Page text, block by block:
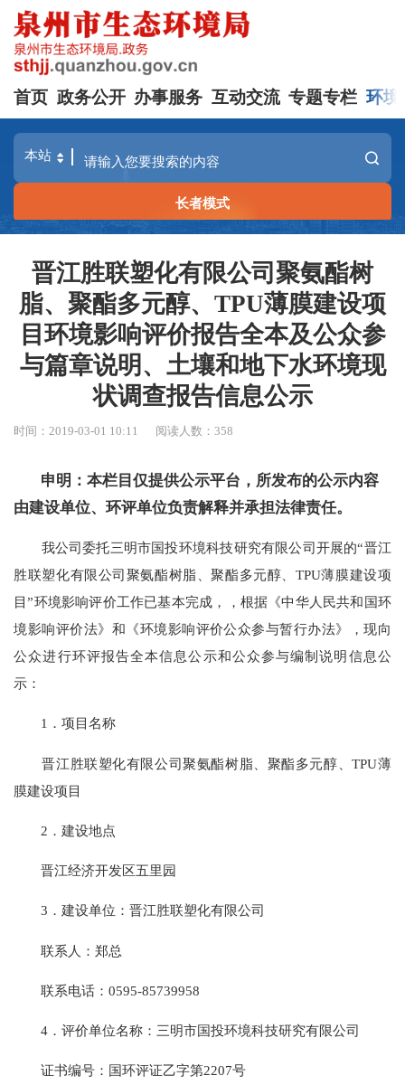
首页 政务公开 办事服务 互动交流 专题专栏 环境
长者模式
晋江胜联塑化有限公司聚氨酯树
脂、聚酯多元醇、TPU薄膜建设项
目环境影响评价报告全本及公众参
与篇章说明、土壤和地下水环境现
状调查报告信息公示
时间：2019-03-01 10:11 阅读人数：358
申明：本栏目仅提供公示平台，所发布的公示内容
由建设单位、环评单位负责解释并承担法律责任。
我公司委托三明市国投环境科技研究有限公司开展的“晋江
胜联塑化有限公司聚氨酯树脂、聚酯多元醇、TPU薄膜建设项
目”环境影响评价工作已基本完成，，根据《中华人民共和国环
境影响评价法》和《环境影响评价公众参与暂行办法》，现向
公众进行环评报告全本信息公示和公众参与编制说明信息公
示：
1．项目名称
晋江胜联塑化有限公司聚氨酯树脂、聚酯多元醇、TPU薄
膜建设项目
2．建设地点
晋江经济开发区五里园
3．建设单位：晋江胜联塑化有限公司
联系人：郑总
联系电话：0595-85739958
4．评价单位名称：三明市国投环境科技研究有限公司
证书编号：国环评证乙字第2207号